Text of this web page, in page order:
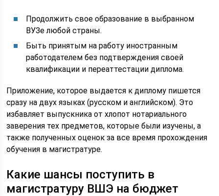
Продолжить свое образование в выбранном
ВУЗе любой страны.
Быть принятым на работу иностранным
работодателем без подтверждения своей
квалификации и переаттестации диплома.
Приложение, которое выдается к диплому пишется
сразу на двух языках (русском и английском). Это
избавляет выпускника от хлопот нотариального
заверения тех предметов, которые были изучены, а
также полученных оценок за все время прохождения
обучения в магистратуре.
Какие шансы поступить в
магистратуру ВШЭ на бюджет